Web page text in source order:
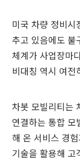
미국 차량 정비시
추고 있음에도 불
체계가 사업장마
비대칭 역시 여
차봇 모빌리티는
연결하는 통합 모
해 온 서비스 경
기술을 활용해 고